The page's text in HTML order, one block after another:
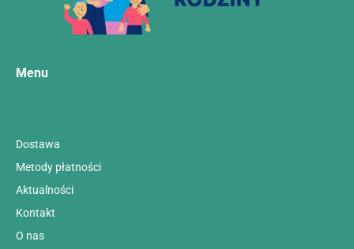
Menu
Dostawa
Metody płatności
Aktualności
Kontakt
O nas